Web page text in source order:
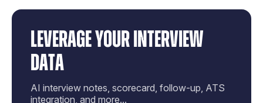
LEVERAGE YOUR INTERVIEW
DATA
AI interview notes, scorecard, follow-up, ATS
integration, and more...